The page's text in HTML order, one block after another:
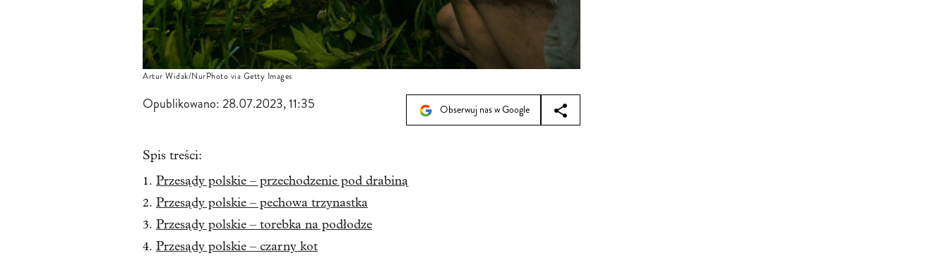
Artur Widak/NurPhoto via Getty Images
Opublikowano:28.07.2023, 11:35 Obserwuj nas w Google
Spis treści:
Przesądy polskie – przechodzenie pod drabiną
Przesądy polskie – pechowa trzynastka
Przesądy polskie – torebka na podłodze
Przesądy polskie – czarny kot